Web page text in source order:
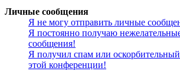
Личные сообщения
Я не могу отправить личные
Я постоянно получаю
сообщения!
Я получил спам или оскорбительный
этой конференции!